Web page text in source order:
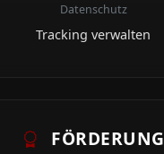
Datenschutz
Tracking verwalten
FÖRDERUNG